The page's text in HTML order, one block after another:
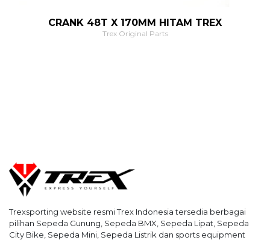
CRANK 48T X 170MM HITAM TREX
Trex Original Parts
Trexsporting website resmi Trex Indonesia tersedia berbagai
pilihan Sepeda Gunung, Sepeda BMX, Sepeda Lipat, Sepeda
City Bike, Sepeda Mini, Sepeda Listrik dan sports equipment